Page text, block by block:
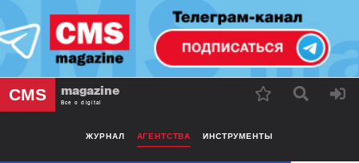
CMS magazine
Все о digital
ЖУРНАЛ АГЕНТСТВА ИНСТРУМЕНТЫ